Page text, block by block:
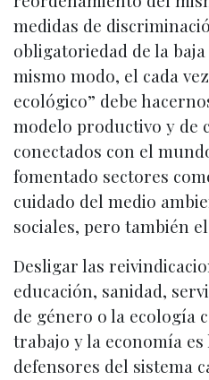
medidas de
obligatoriedad de la
mismo modo, el cada
ecológico” debe
modelo productivo y de
conectados con el
fomentado sectores
cuidado del medio
sociales, pero también
Desligar las
educación, sanidad,
de género o la ecología
trabajo y la economía
defensores del sistema